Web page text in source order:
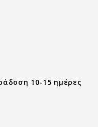
10-15 ημέρες